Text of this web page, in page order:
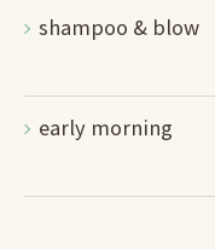
shampoo & blow
early morning